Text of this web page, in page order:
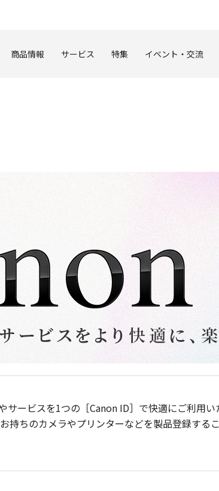
商品情報 サービス 特集 イベント・交流
ービスを1つの［Canon ID］で快適にご利用い
持ちのカメラやプリンターなどを製品登録する